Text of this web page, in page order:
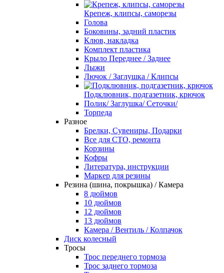
Крепеж, клипсы, саморезы
Голова
Боковины, задний пластик
Клюв, накладка
Комплект пластика
Крыло Переднее / Заднее
Лыжи
Лючок / Заглушка / Клипсы
Подклювник, подгазетник, крючок
Полик/ Заглушка/ Сеточки/
Торпеда
Разное
Брелки, Сувениры, Подарки
Все для СТО, ремонта
Корзины
Кофры
Литература, инструкции
Маркер для резины
Резина (шина, покрышка) / Камера
8 дюймов
10 дюймов
12 дюймов
13 дюймов
Камера / Вентиль / Колпачок
Диск колесный
Тросы
Трос переднего тормоза
Трос заднего тормоза